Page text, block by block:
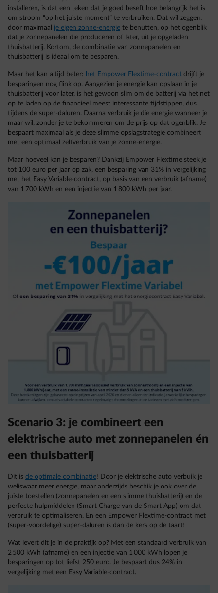
installeren, is dat een teken dat je goed beseft hoe belangrijk het is
om stroom “op het juiste moment” te verbruiken. Dat wil zeggen:
door maximaal je eigen zonne-energie te benutten, op het ogenblik
dat je zonnepanelen die produceren of later, uit je opgeladen
thuisbatterij. Kortom, de combinatie van zonnepanelen en
thuisbatterij is ideaal om te besparen.
Maar het kan altijd beter: het Empower Flextime-contract drijft je
besparingen nog flink op. Aangezien je energie kan opslaan in je
thuisbatterij voor later, is het gewoon slim om de batterij via het net
op te laden op de financieel meest interessante tijdstippen, dus
tijdens de super-daluren. Daarna verbruik je die energie wanneer je
maar wil, zonder je te bekommeren om de prijs op dat ogenblik. Je
bespaart maximaal als je deze slimme opslagstrategie combineert
met een optimaal zelfverbruik van je zonne-energie.
Maar hoeveel kan je besparen? Dankzij Empower Flextime steek je
tot 100 euro per jaar op zak, een besparing van 31% in vergelijking
met het Easy Variable-contract, op basis van een verbruik (afname)
van 1 700 kWh en een injectie van 1 800 kWh per jaar.
Scenario 3: je combineert een
elektrische auto met zonnepanelen én
een thuisbatterij
Dit is de optimale combinatie! Door je elektrische auto verbuik je
weliswaar meer energie, maar anderzijds beschik je ook over de
juiste toestellen (zonnepanelen en een slimme thuisbatterij) en de
perfecte hulpmiddelen (Smart Charge van de Smart App) om dat
verbruik te optimaliseren. En een Empower Flextime-contract met
(super-voordelige) super-daluren is dan de kers op de taart!
Wat levert dit je in de praktijk op? Met een standaard verbruik van
2 500 kWh (afname) en een injectie van 1 000 kWh lopen je
besparingen op tot liefst 250 euro. Je bespaart dus 24% in
vergelijking met een Easy Variable-contract.